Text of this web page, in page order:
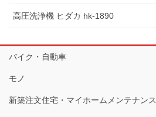
高圧洗浄機 ヒダカ hk-1890
バイク・自動車
モノ
新築注文住宅・マイホームメンテナンス